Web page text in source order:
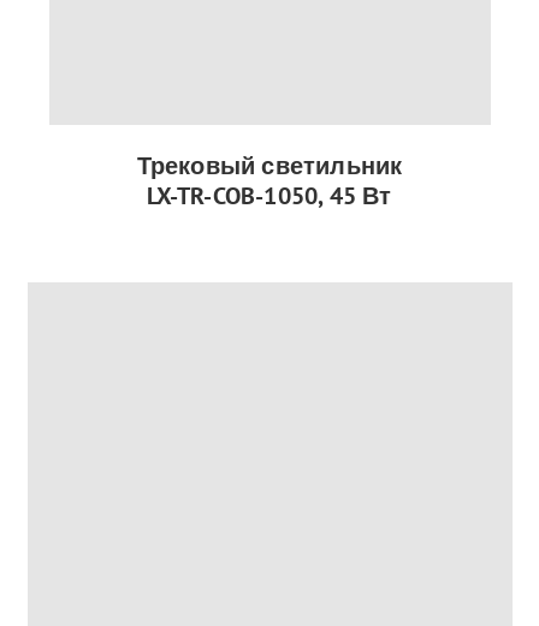
Трековый светильник
LX-TR-COB-1050, 45 Вт